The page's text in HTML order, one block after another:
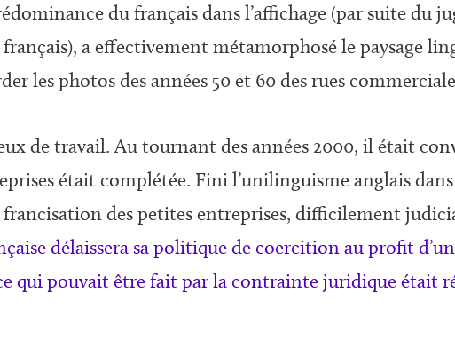
du français dans l’affichage (par suite du
a effectivement métamorphosé le paysage
les photos des années 50 et 60 des rues
de travail. Au tournant des années 2000, il était
était complétée. Fini l’unilinguisme anglais dans
francisation des petites entreprises, difficilement
délaissera sa politique de coercition au profit
qui pouvait être fait par la contrainte juridique était